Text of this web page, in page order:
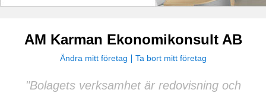
AM Karman Ekonomikonsult AB
Ändra mitt företag Ta bort mitt företag
"Bolagets verksamhet är redovisning och